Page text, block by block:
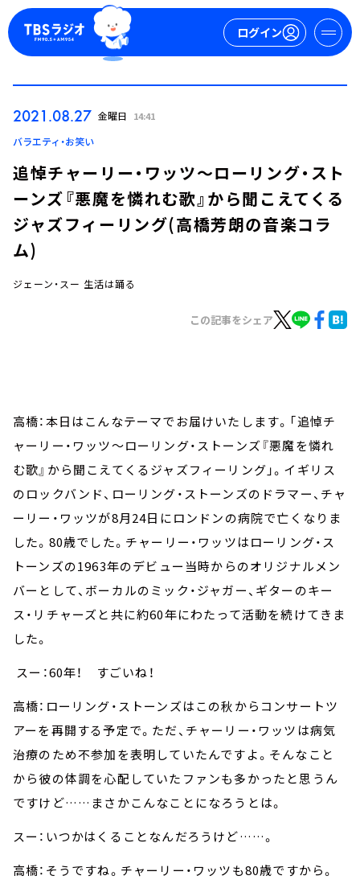
ログイン
ログイン
今日の番組表
会社情報
2021.08.27 金曜日 14:41
バラエティ・お笑い
追悼チャーリー・ワッツ～ローリング・スト
ーンズ『悪魔を憐れむ歌』から聞こえてくる
ジャズフィーリング(高橋芳朗の音楽コラ
ム)
ジェーン・スー 生活は踊る
この記事をシェア
高橋：本日はこんなテーマでお届けいたします。「追悼チ
ャーリー・ワッツ～ローリング・ストーンズ『悪魔を憐れ
む歌』から聞こえてくるジャズフィーリング」。イギリス
のロックバンド、ローリング・ストーンズのドラマー、チャ
ーリー・ワッツが8月24日にロンドンの病院で亡くなりま
した。80歳でした。チャーリー・ワッツはローリング・ス
トーンズの1963年のデビュー当時からのオリジナルメン
バーとして、ボーカルのミック・ジャガー、ギターのキー
ス・リチャーズと共に約60年にわたって活動を続けてきま
した。
スー：60年！ すごいね！
高橋：ローリング・ストーンズはこの秋からコンサートツ
アーを再開する予定で。ただ、チャーリー・ワッツは病気
治療のため不参加を表明していたんですよ。そんなこと
から彼の体調を心配していたファンも多かったと思うん
ですけど……まさかこんなことになろうとは。
スー：いつかはくることなんだろうけど……。
高橋：そうですね。チャーリー・ワッツも80歳ですから。